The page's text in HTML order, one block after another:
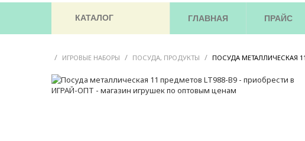
КАТАЛОГ ГЛАВНАЯ ПРАЙС
/ ИГРОВЫЕ НАБОРЫ / ПОСУДА, ПРОДУКТЫ / ПОСУДА МЕТАЛЛИЧЕСКАЯ